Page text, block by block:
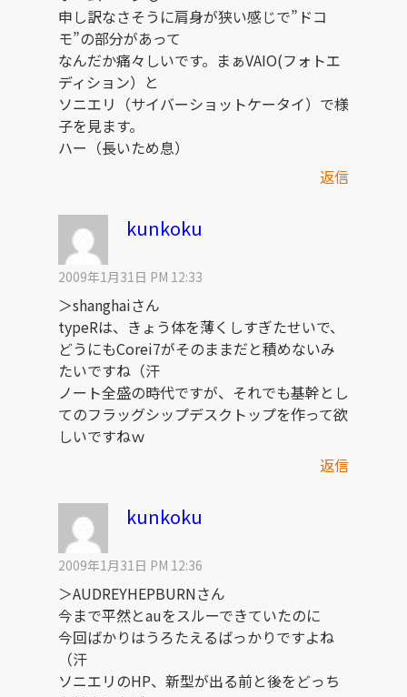
申し訳なさそうに肩身が狭い感じで”ドコ
モ”の部分があって
なんだか痛々しいです。まぁVAIO(フォトエ
ディション）と
ソニエリ（サイバーショットケータイ）で様
子を見ます。
ハー（長いため息）
返信
kunkoku
2009年1月31日 PM 12:33
＞shanghaiさん
typeRは、きょう体を薄くしすぎたせいで、
どうにもCorei7がそのままだと積めないみ
たいですね（汗
ノート全盛の時代ですが、それでも基幹とし
てのフラッグシップデスクトップを作って欲
しいですねｗ
返信
kunkoku
2009年1月31日 PM 12:36
＞AUDREYHEPBURNさん
今まで平然とauをスルーできていたのに
今回ばかりはうろたえるばっかりですよね
（汗
ソニエリのHP、新型が出る前と後をどっち